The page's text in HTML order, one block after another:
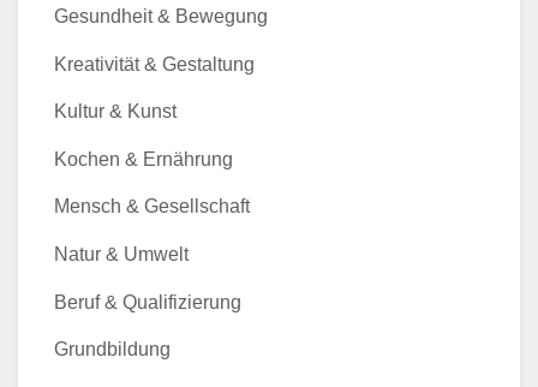
Gesundheit & Bewegung
Kreativität & Gestaltung
Kultur & Kunst
Kochen & Ernährung
Mensch & Gesellschaft
Natur & Umwelt
Beruf & Qualifizierung
Grundbildung